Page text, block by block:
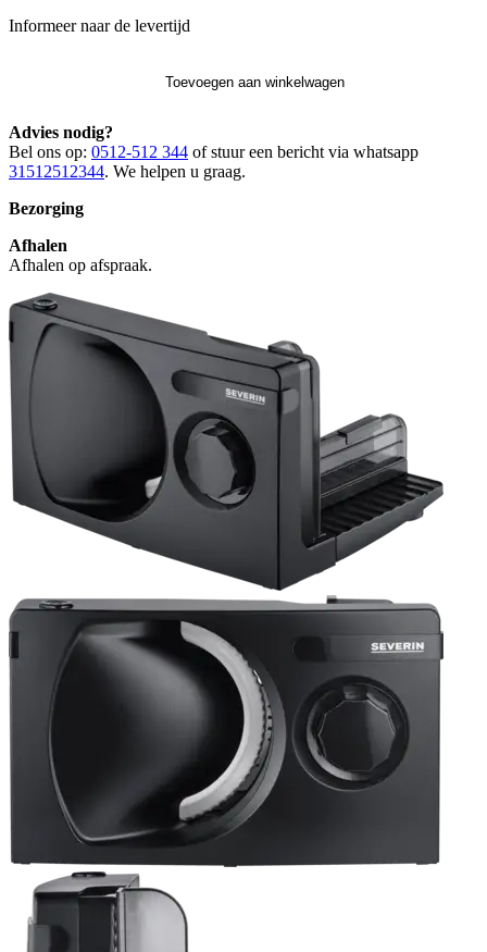
Informeer naar de levertijd
Toevoegen aan winkelwagen
Advies nodig?
Bel ons op: 0512-512 344 of stuur een bericht via whatsapp
31512512344. We helpen u graag.
Bezorging
Afhalen
Afhalen op afspraak.